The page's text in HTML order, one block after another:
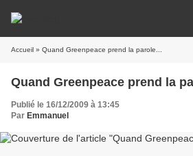
Accueil » Quand Greenpeace prend la parole...
Quand Greenpeace prend la
Publié le 16/12/2009 à 13:45
Par Emmanuel